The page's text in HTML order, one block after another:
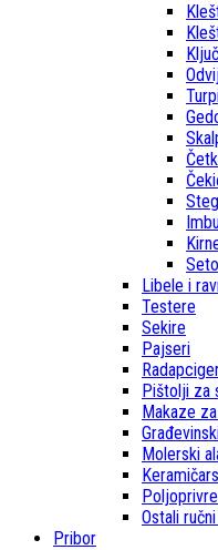
Libele i
Testere
Sekire
Pajseri
Pištolji za
Makaze
Molerski
Ostali
Pribor